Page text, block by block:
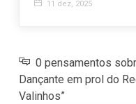
11 dez, 2025
0 pensamentos
Dançante em prol do
Valinhos”